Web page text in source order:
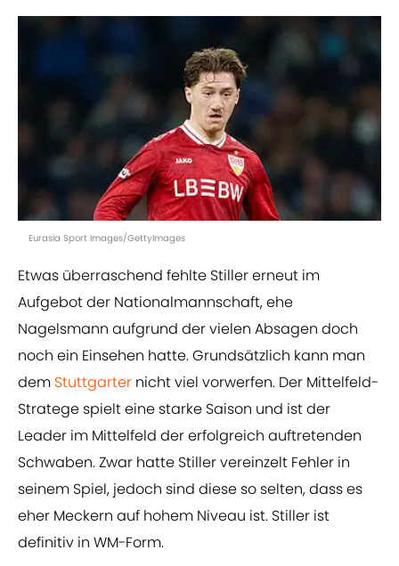
Eurasia Sport Images/GettyImages
Etwas überraschend fehlte Stiller erneut im
Aufgebot der Nationalmannschaft, ehe
Nagelsmann aufgrund der vielen Absagen doch
noch ein Einsehen hatte. Grundsätzlich kann man
dem Stuttgarter nicht viel vorwerfen. Der Mittelfeld-
Stratege spielt eine starke Saison und ist der
Leader im Mittelfeld der erfolgreich auftretenden
Schwaben. Zwar hatte Stiller vereinzelt Fehler in
seinem Spiel, jedoch sind diese so selten, dass es
eher Meckern auf hohem Niveau ist. Stiller ist
definitiv in WM-Form.